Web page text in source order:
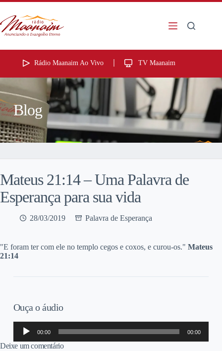
Rádio Maanaim Ao Vivo TV Maanaim
Blog
Mateus 21:14 – Uma Palavra de
Esperança para sua vida
28/03/2019 Palavra de Esperança
"E foram ter com ele no templo cegos e coxos, e curou-os." Mateus
21:14
Ouça o áudio
Tocador
áudio
00:00 00:00
Deixe um comentário